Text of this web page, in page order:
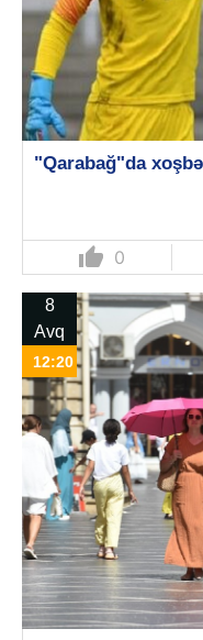
"Qarabağ"da
thumb_up 0
8
Avq
12:20